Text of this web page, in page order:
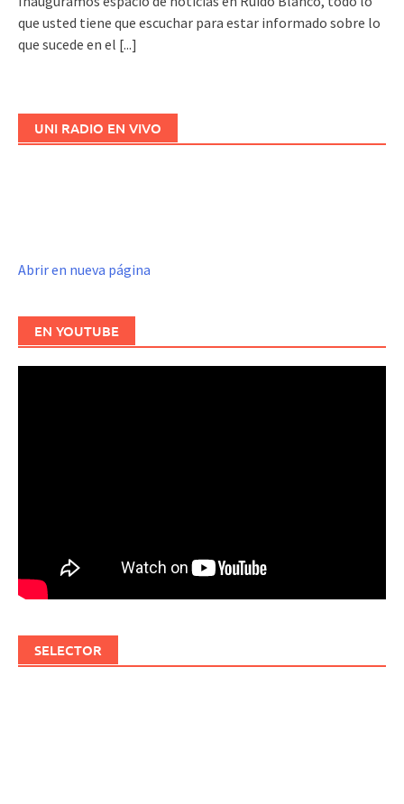
que usted tiene que escuchar para estar informado sobre lo
que sucede en el [...]
UNI RADIO EN VIVO
Abrir en nueva página
EN YOUTUBE
SELECTOR